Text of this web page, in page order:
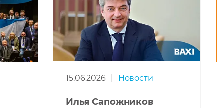
15.06.2026 Новости
Илья Сапожников